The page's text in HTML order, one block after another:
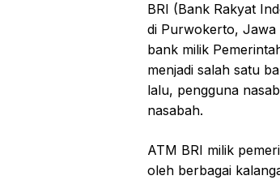
BRI (Bank Rakyat
di Purwokerto, Jawa
bank milik
menjadi salah satu
lalu, pengguna
nasabah.
ATM BRI milik
oleh berbagai